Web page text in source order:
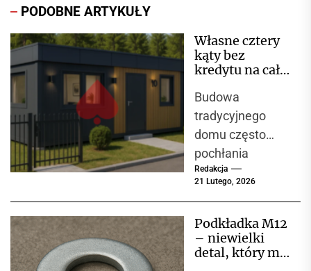
PODOBNE ARTYKUŁY
Własne cztery
kąty bez
kredytu na całe
Sprawdzamy,
jak żyje się w
całorocznym
pawilonie
Budowa
tradycyjnego
domu często
pochłania
mnóstwo energii,
czasu i
Zamiast cieszyć
się nowym
Redakcja
21 Lutego, 2026
Podkładka M12
– niewielki
detal, który ma